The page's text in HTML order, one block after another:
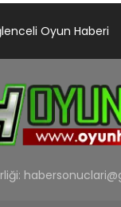
Oyun Haberi